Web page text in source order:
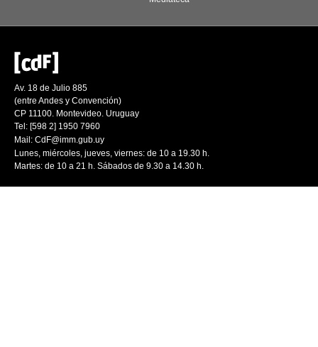
Av. 18 de Julio 885
(entre Andes y Convención)
CP 11100. Montevideo. Uruguay
Tel: [598 2] 1950 7960
Mail: CdF@imm.gub.uy
Lunes, miércoles, jueves, viernes: de 10 a 19.30 h.
Martes: de 10 a 21 h. Sábados de 9.30 a 14.30 h.